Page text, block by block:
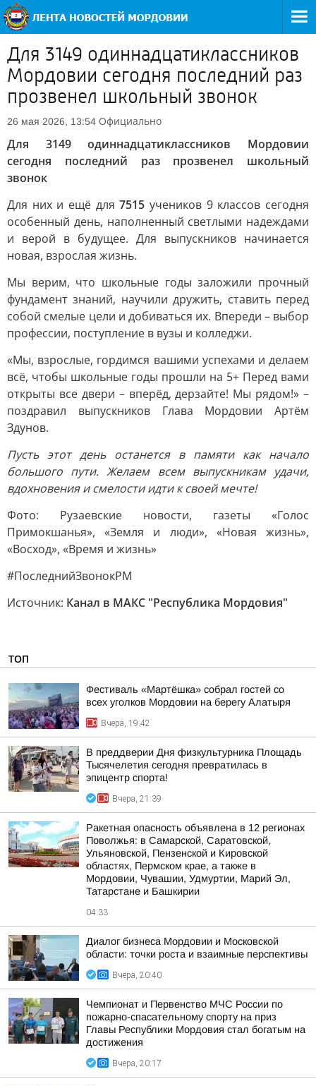
Для 3149 одиннадцатиклассников
Мордовии сегодня последний раз
прозвенел школьный звонок
26 мая 2026, 13:54 Официально
Для 3149 одиннадцатиклассников Мордовии
сегодня последний раз прозвенел школьный
звонок
Для них и ещё для7515 учеников 9 классов сегодня
особенный день, наполненный светлыми надеждами
и верой в будущее. Для выпускников начинается
новая, взрослая жизнь.
Мы верим, что школьные годы заложили прочный
фундамент знаний, научили дружить, ставить перед
собой смелые цели и добиваться их. Впереди – выбор
профессии, поступление в вузы и колледжи.
«Мы, взрослые, гордимся вашими успехами и делаем
всё, чтобы школьные годы прошли на 5+ Перед вами
открыты все двери – вперёд, дерзайте! Мы рядом!» –
поздравил выпускников Глава Мордовии Артём
Здунов.
Пусть этот день останется в памяти как начало
большого пути. Желаем всем выпускникам удачи,
вдохновения и смелости идти к своей мечте!
Фото: Рузаевские новости, газеты «Голос
Примокшанья», «Земля и люди», «Новая жизнь»,
«Восход», «Время и жизнь»
#ПоследнийЗвонокРМ
Источник: Канал в МАКС "Республика Мордовия"
ТОП
Фестиваль «Мартёшка» собрал гостей со
всех уголков Мордовии на берегу Алатыря
Вчера, 19:42
В преддверии Дня физкультурника Площадь
Тысячелетия сегодня превратилась в
эпицентр спорта!
Вчера, 21:39
Ракетная опасность объявлена в 12 регионах
Поволжья: в Самарской, Саратовской,
Ульяновской, Пензенской и Кировской
областях, Пермском крае, а также в
Мордовии, Чувашии, Удмуртии, Марий Эл,
Татарстане и Башкирии
04:33
Диалог бизнеса Мордовии и Московской
области: точки роста и взаимные перспективы
Вчера, 20:40
Чемпионат и Первенство МЧС России по
пожарно-спасательному спорту на приз
Главы Республики Мордовия стал богатым на
достижения
Вчера, 20:17